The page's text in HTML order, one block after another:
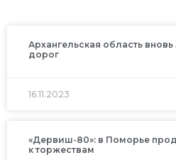
Архангельская область
дорог
16.11.2023
«Дервиш-80»: в Поморье
к торжествам